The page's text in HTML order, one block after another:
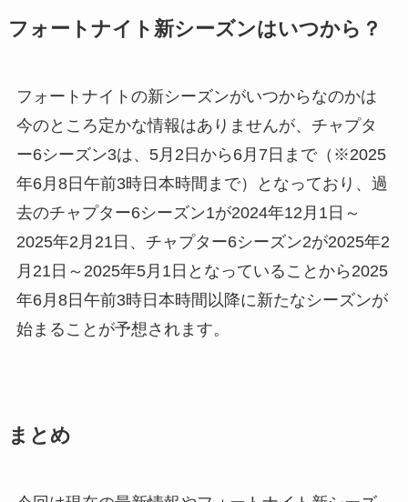
フォートナイト新シーズンはいつから？
フォートナイトの新シーズンがいつからなのかは
今のところ定かな情報はありませんが、チャプタ
ー6シーズン3は、5月2日から6月7日まで（※2025
年6月8日午前3時日本時間まで）となっており、過
去のチャプター6シーズン1が2024年12月1日～
2025年2月21日、チャプター6シーズン2が2025年2
月21日～2025年5月1日となっていることから2025
年6月8日午前3時日本時間以降に新たなシーズンが
始まることが予想されます。
まとめ